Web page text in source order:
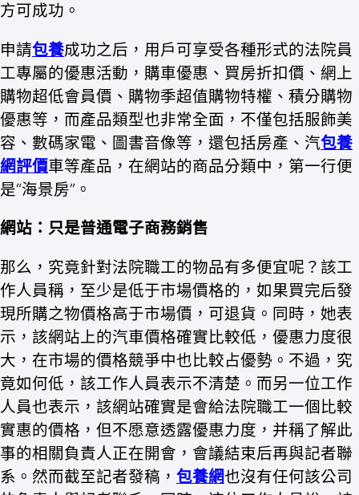
方可成功。
申請包養成功之后，用戶可享受各種形式的法院員
工專屬的優惠活動，購車優惠、買房折扣價、網上
購物超低會員價、購物季超值購物特權、積分購物
優惠等，而產品類型也非常全面，不僅包括服飾美
容、數碼家電、圖書音像等，還包括房產、汽包養
網評價車等產品，在網站的商品分類中，第一行便
是“海景房”。
網站：只是普通電子商務銷售
那么，究竟針對法院職工的物品有多便宜呢？該工
作人員稱，至少是低于市場價格的，如果買完后發
現所購之物價格高于市場價，可退貨。同時，她表
示，該網站上的汽車價格確實比較低，優惠力度很
大，在市場的價格競爭中也比較占優勢。不過，究
竟如何低，該工作人員表示不清楚。而另一位工作
人員也表示，該網站確實是會給法院職工一個比較
實惠的價格，但不愿意透露優惠力度，并稱了解此
事的相關負責人正在開會，會議結束后再與記者聯
系。然而截至記者發稿， 包養網也沒有任何該公司